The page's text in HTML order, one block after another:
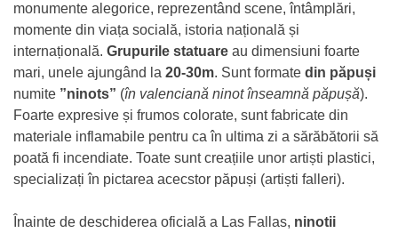
monumente alegorice, reprezentând scene, întâmplări,
momente din viața socială, istoria națională și
internațională. Grupurile statuare au dimensiuni foarte
mari, unele ajungând la 20-30m. Sunt formate din păpuși
numite ”ninots” (în valenciană ninot înseamnă păpușă).
Foarte expresive și frumos colorate, sunt fabricate din
materiale inflamabile pentru ca în ultima zi a sărăbătorii să
poată fi incendiate. Toate sunt creațiile unor artiști plastici,
specializați în pictarea acecstor păpuși (artiști falleri).
Înainte de deschiderea oficială a Las Fallas, ninotii